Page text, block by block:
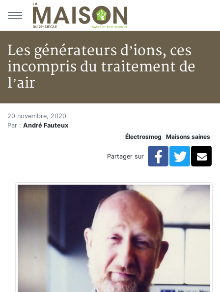
Aller au menu principal
Aller au contenu principal
Les générateurs d’ions, ces
incompris du traitement de
l’air
Accueil
Articles
Hypersensibilités environnementales
Les générateurs d’ions, ces incompris du traitement
Les générateurs d’ions, ces
20 novembre, 2020
Par : André Fauteux
Électrosmog
Maisons saines
Partager sur Facebook